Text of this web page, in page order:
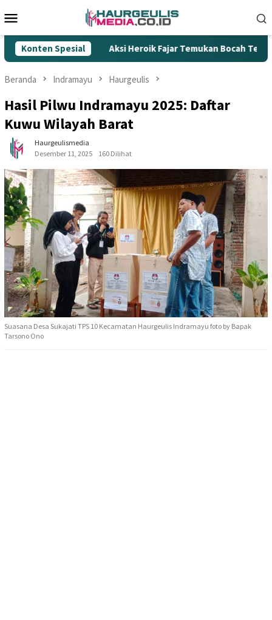
ke
Mobile
Konten Spesial
Ilegal Aksi Heroik Fajar Temukan Bocah Tenggelam di
Beranda Indramayu Haurgeulis
Hasil Pilwu Indramayu 2025: Daftar
Kuwu Wilayah Barat
Haurgeulismedia
Desember 11, 2025
160 Dilihat
Suasana Desa Sukajati TPS 10 Kecamatan Haurgeulis Indramayu foto by Bapak
Tarsono Ono